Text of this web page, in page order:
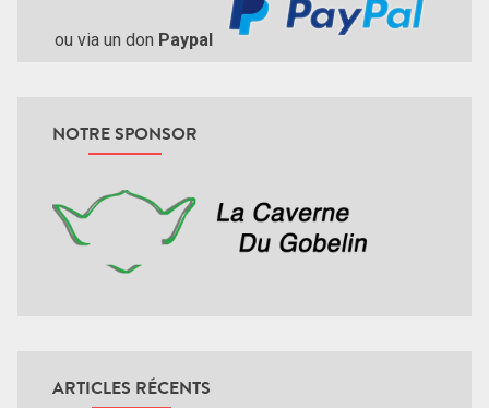
ou via un don Paypal
NOTRE SPONSOR
ARTICLES RÉCENTS